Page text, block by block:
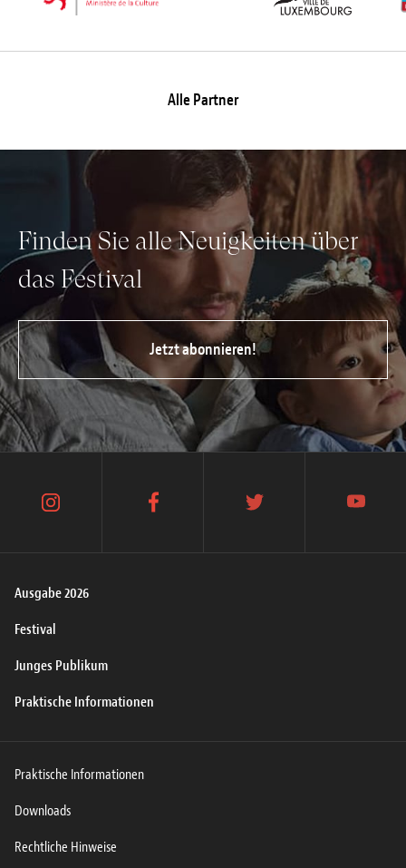
Alle Partner
Finden Sie alle Neuigkeiten über
das Festival
Jetzt abonnieren!
Ausgabe 2026
Festival
Junges Publikum
Praktische Informationen
instagram facebook twitter youtube
Praktische Informationen
Downloads
Rechtliche Hinweise